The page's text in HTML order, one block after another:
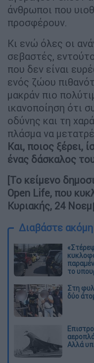
άνθρωποι που
προσφέρουν.
Κι ενώ όλες οι
σεβαστές,
που δεν είναι
ενός ζώου
μακράν πιο
ικανοποίηση ότι
οδύνης και τη
πλάσμα να
Και, ποιος ξέρει,
ένας δάσκαλος
[Το κείμενο
Open Life, που
Κυριακής, 24
Διαβάστε ακόμη
το
Στη
δύο
Αλλά